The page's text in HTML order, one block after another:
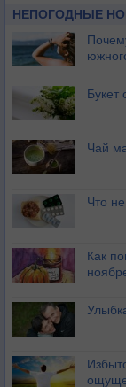
НЕПОГОДНЫЕ
Букет
Чай
Что
Как